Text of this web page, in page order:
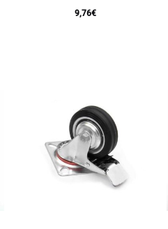
9,76€